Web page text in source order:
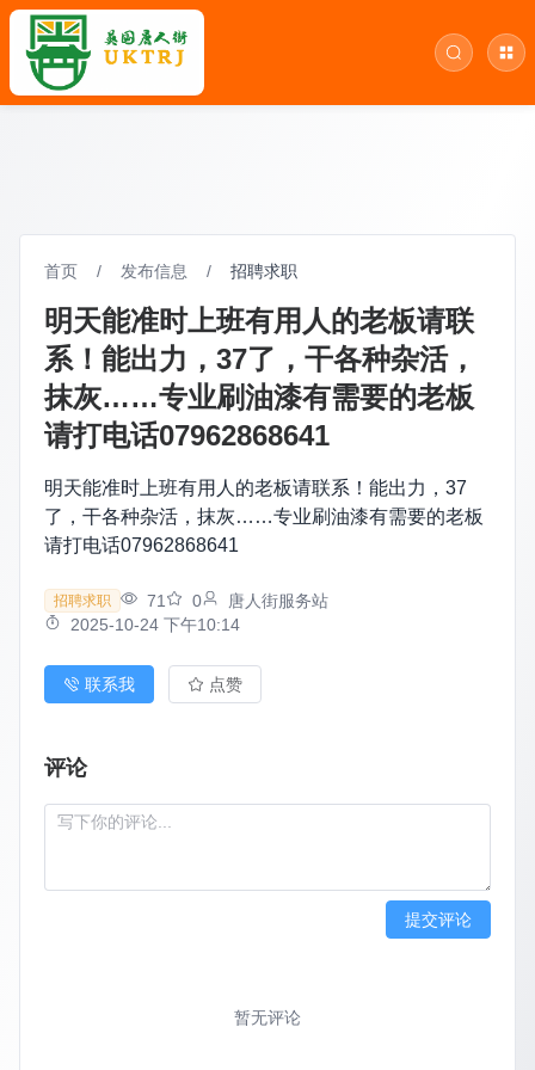
首页 / 发布信息 / 招聘求职
明天能准时上班有用人的老板请联
系！能出力，37了，干各种杂活，
抹灰……专业刷油漆有需要的老板
请打电话07962868641
明天能准时上班有用人的老板请联系！能出力，37
了，干各种杂活，抹灰……专业刷油漆有需要的老板
请打电话07962868641
招聘求职 71 0
唐人街服务站
2025-10-24 下午10:14
联系我 点赞
评论
提交评论
暂无评论